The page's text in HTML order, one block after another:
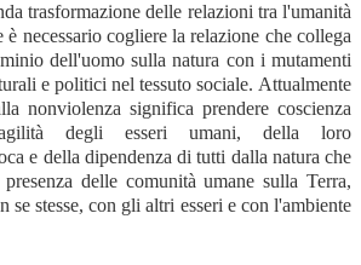
trasformazione delle relazioni tra l'umanità
necessario cogliere la relazione che collega
dell'uomo sulla natura con i mutamenti
e politici nel tessuto sociale. Attualmente
nonviolenza significa prendere coscienza
degli esseri umani, della loro
e della dipendenza di tutti dalla natura che
delle comunità umane sulla Terra,
se stesse, con gli altri esseri e con l'ambiente